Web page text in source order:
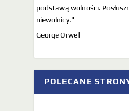
podstawą wolności.
niewolnicy."
George Orwell
POLECANE